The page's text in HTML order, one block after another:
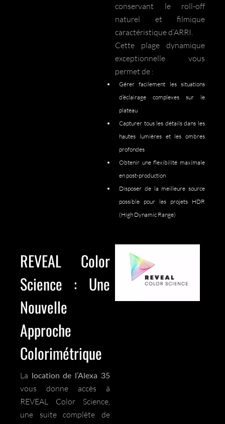
conservant le roll-off
naturel et filmique
caractéristique d’ARRI.
Cette plage dynamique
exceptionnelle vous
permet de :
Gérer facilement les situations
d’éclairage complexes sur le
plateau
Capturer tous les détails dans les
hautes lumières et les ombres
profondes
Obtenir une flexibilité maximale
en post-production
Disposer de la meilleure source
possible pour les projets HDR
(High Dynamic Range)
REVEAL Color
Science : Une
Nouvelle
Approche
Colorimétrique
La location de l’Alexa 35
vous donne accès à
REVEAL Color Science,
une suite complète de